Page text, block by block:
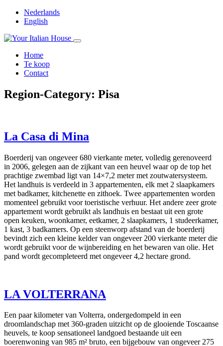
Nederlands
English
Home
Te koop
Contact
Region-Category: Pisa
La Casa di Mina
Boerderij van ongeveer 680 vierkante meter, volledig gerenoveerd
in 2006, gelegen aan de zijkant van een heuvel waar op de top het
prachtige zwembad ligt van 14×7,2 meter met zoutwatersysteem.
Het landhuis is verdeeld in 3 appartementen, elk met 2 slaapkamers
met badkamer, kitchenette en zithoek. Twee appartementen worden
momenteel gebruikt voor toeristische verhuur. Het andere zeer grote
appartement wordt gebruikt als landhuis en bestaat uit een grote
open keuken, woonkamer, eetkamer, 2 slaapkamers, 1 studeerkamer,
1 kast, 3 badkamers. Op een steenworp afstand van de boerderij
bevindt zich een kleine kelder van ongeveer 200 vierkante meter die
wordt gebruikt voor de wijnbereiding en het bewaren van olie. Het
pand wordt gecompleteerd met ongeveer 4,2 hectare grond.
LA VOLTERRANA
Een paar kilometer van Volterra, ondergedompeld in een
droomlandschap met 360-graden uitzicht op de glooiende Toscaanse
heuvels, te koop sensationeel landgoed bestaande uit een
boerenwoning van 985 m² bruto, een bijgebouw van ongeveer 275